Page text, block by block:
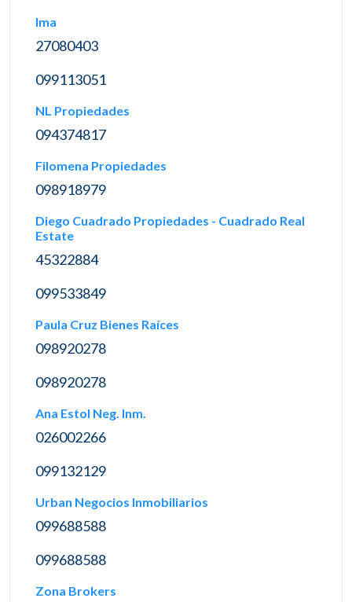
Ima
27080403
099113051
NL Propiedades
094374817
Filomena Propiedades
098918979
Diego Cuadrado Propiedades - Cuadrado Real
Estate
45322884
099533849
Paula Cruz Bienes Raíces
098920278
098920278
Ana Estol Neg. Inm.
026002266
099132129
Urban Negocios Inmobiliarios
099688588
099688588
Zona Brokers